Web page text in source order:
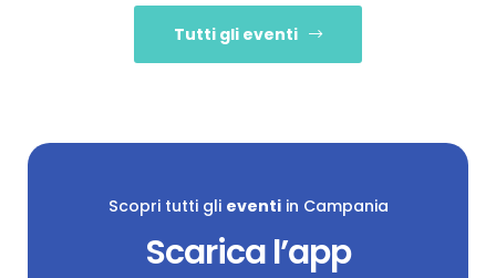
Tutti gli eventi
Scopri tutti gli eventiin Campania
Scarica l’app